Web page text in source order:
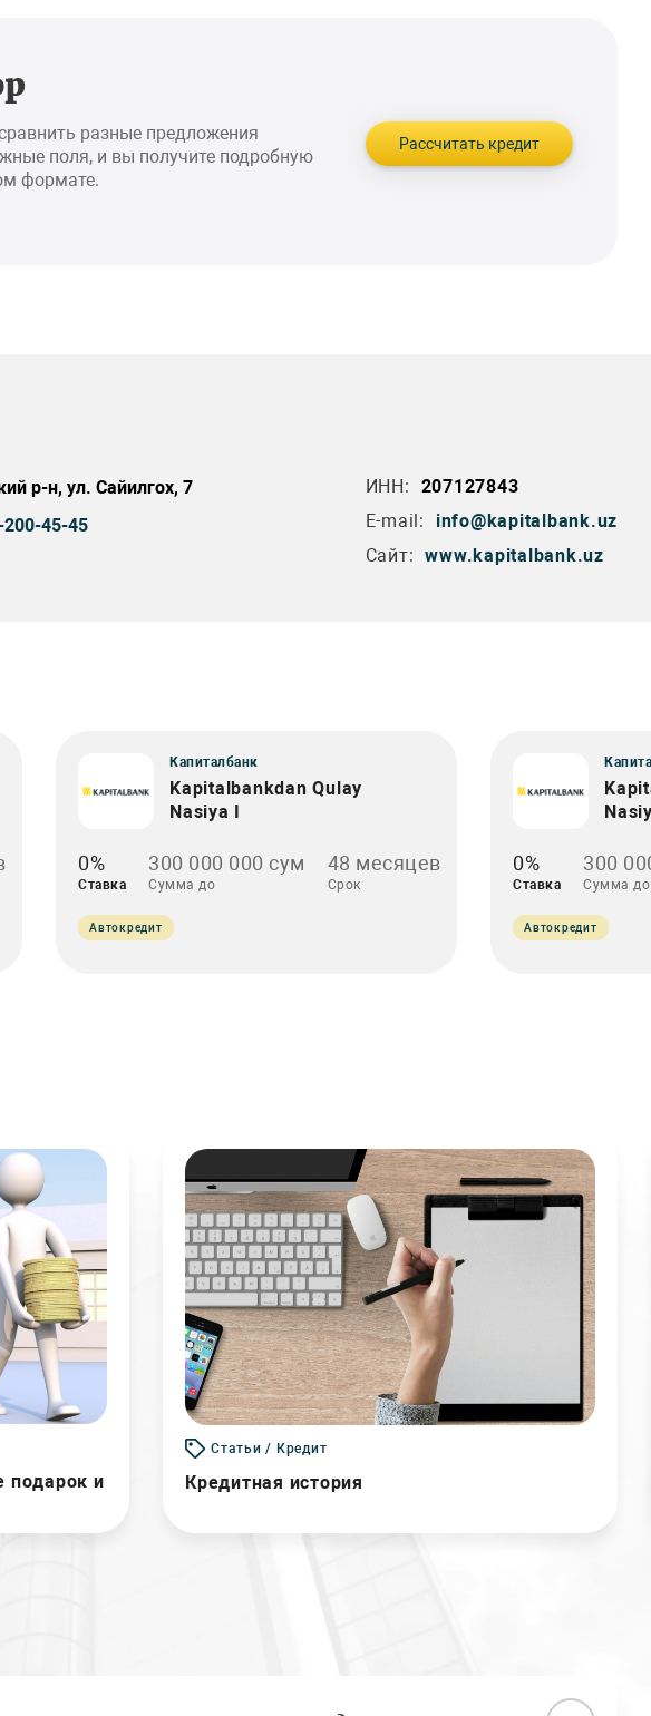
разные предложения
поля, и вы получите подробную
формате.
Рассчитать кредит
р-н, ул. Сайилгох, 7
200-45-45
ИНН:
207127843
E-mail:
info@kapitalbank.uz
Сайт: www.kapitalbank.uz
Капиталбанк
Kapitalbankdan Qulay
Nasiya I
0%
Ставка
300 000 000 сум
Сумма до
48 месяцев
Срок
Автокредит
0%
Ставка
300
Сумма до
Автокредит
подарок и
Статьи / Кредит
Кредитная история